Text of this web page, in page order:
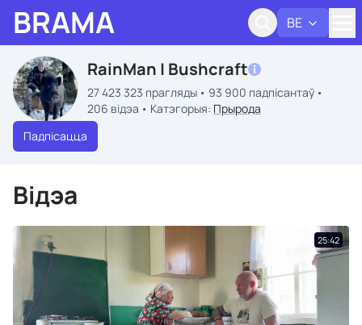
BRAMA BE
RainMan | Bushcraft
27 423 323 прагляды
93 900 падпісантаў
206 відэа
Катэгорыя: Прырода
Падпісацца
Відэа
25:42